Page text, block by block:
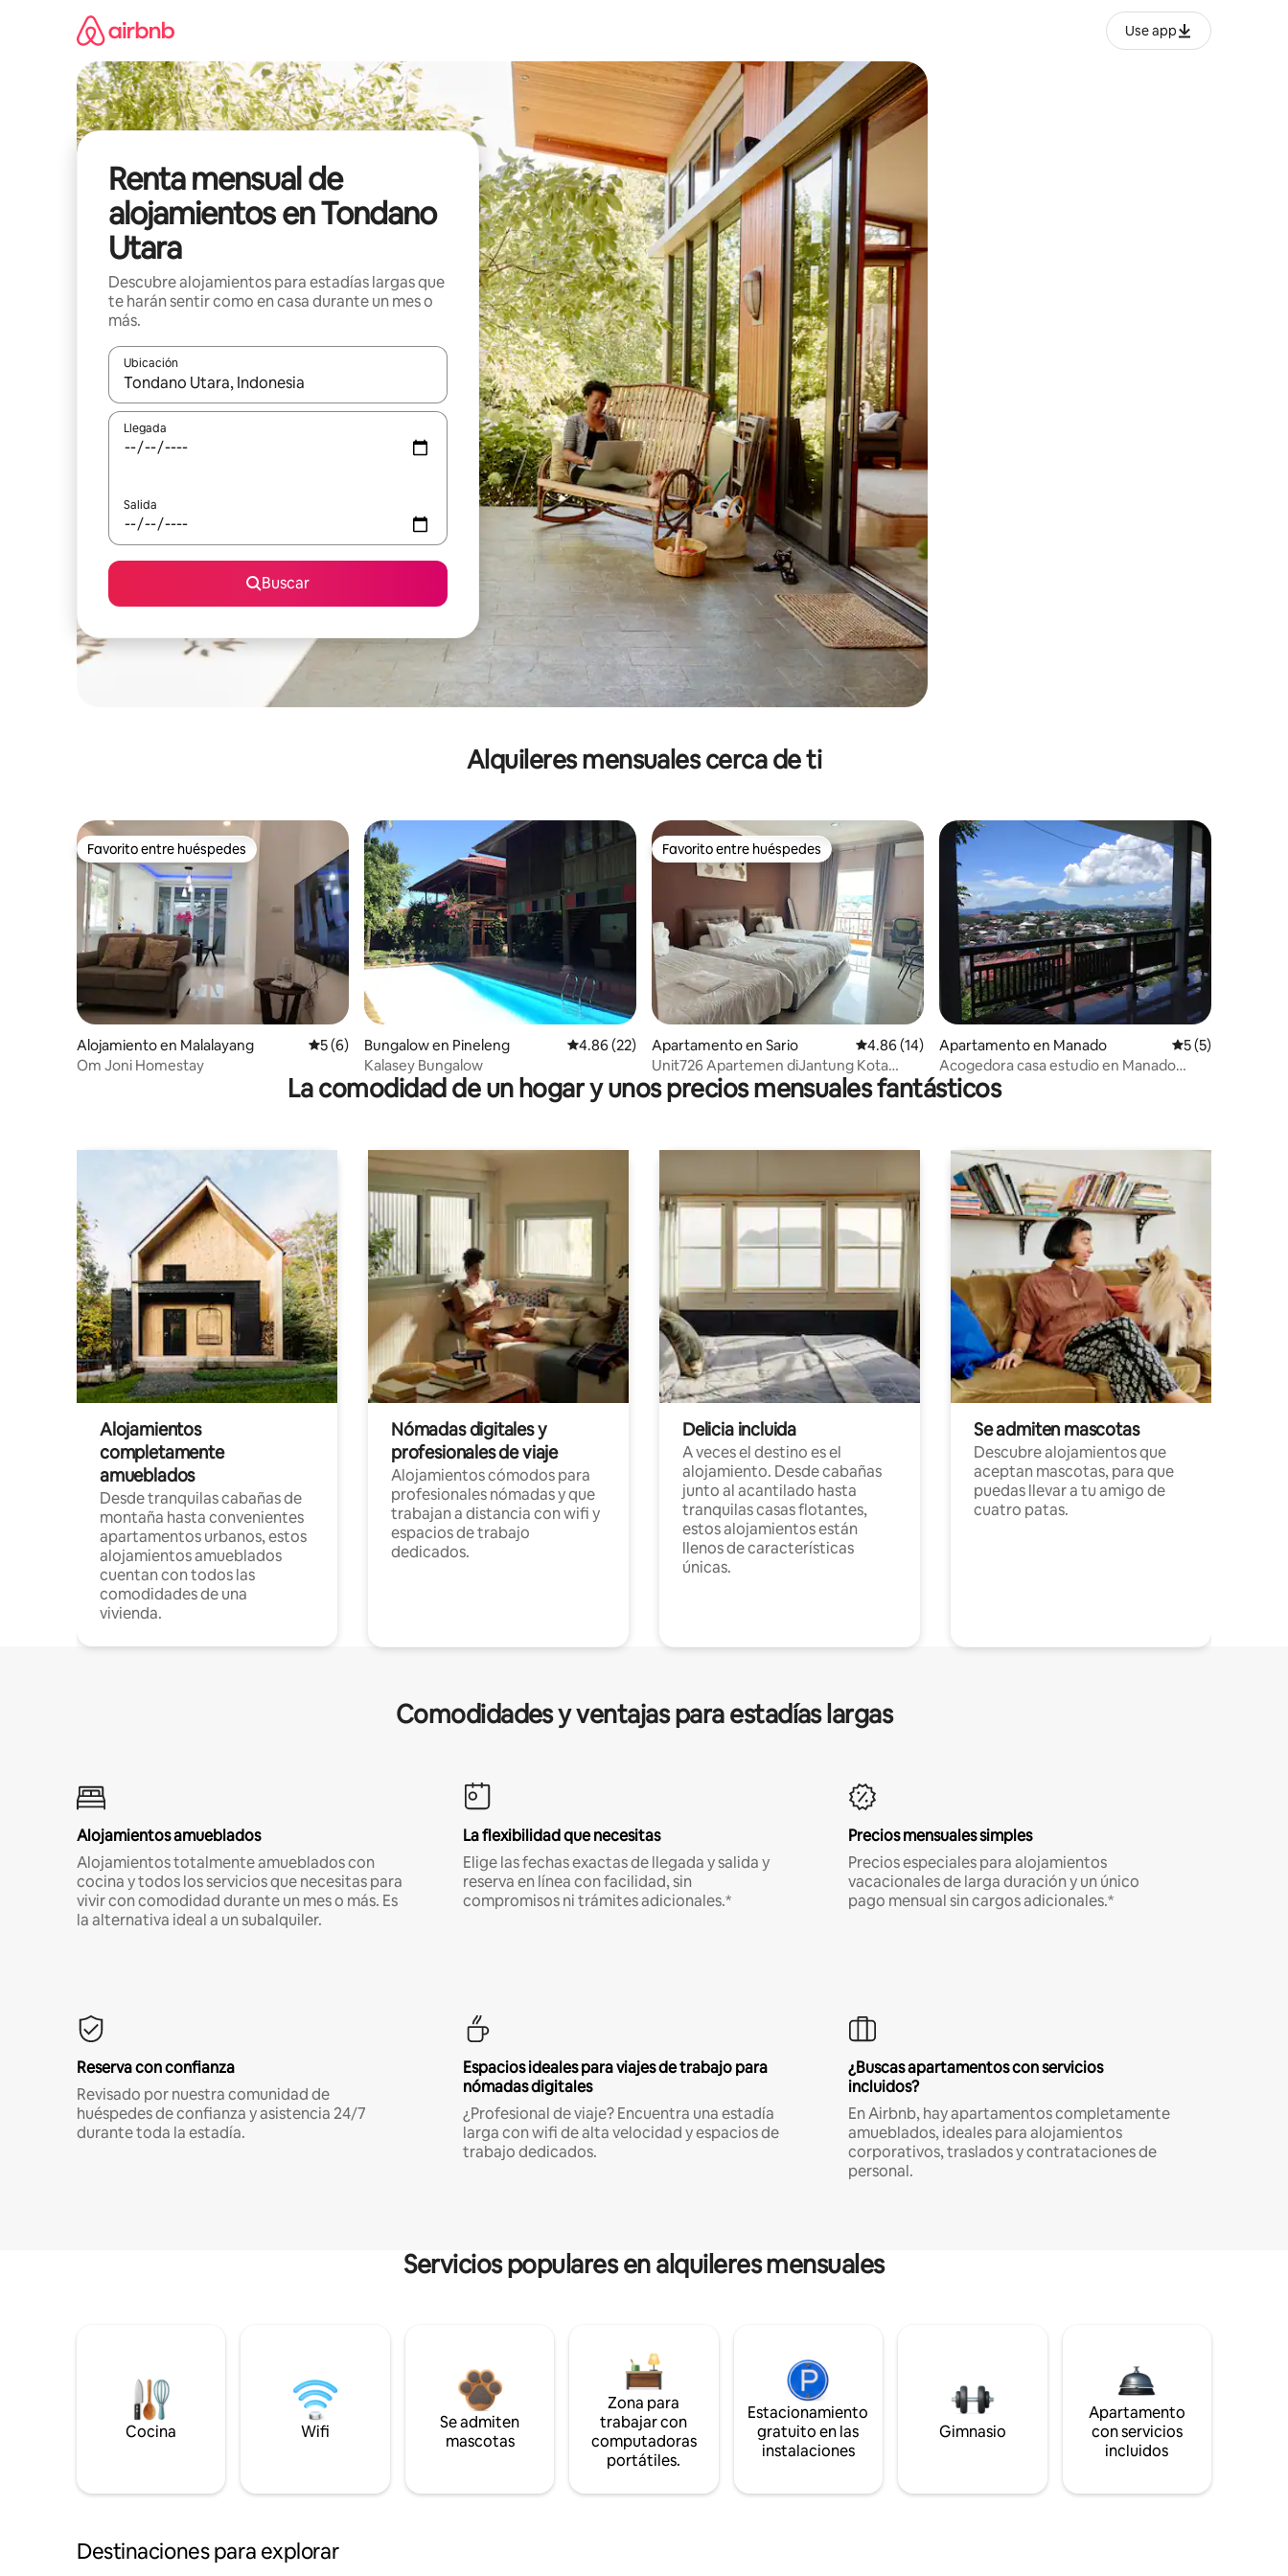
Use app
Renta mensual de
alojamientos en Tondano
Utara
Descubre alojamientos para estadías largas que
te harán sentir como en casa durante un mes o
más.
Ubicación
Cuando los resultados estén disponibles, navega con las teclas de flecha hacia arriba y hacia abajo o explora con el tacto o desliza el dedo.
Llegada
Salida
Buscar
Alquileres mensuales cerca de ti
Favorito entre huéspedes
Favorito entre huéspedes
Alojamiento en Malalayang Calificación promedio: 5 de 5, 6 reseñas
5 (6)
Om Joni Homestay
Bungalow en Pineleng Calificación promedio: 4.86 de 5, 22 reseñas
4.86 (22)
Kalasey Bungalow
Favorito entre huéspedes
Favorito entre huéspedes
Apartamento en Sario Calificación promedio: 4.86 de 5, 14 reseñas
4.86 (14)
Unit726 Apartemen diJantung Kota
Manado. Strategis.
Apartamento en Manado Calificación
5 (5)
Acogedora casa estudio en Manado
Central con bonita vista
La comodidad de un hogar y unos precios mensuales fantásticos
Alojamientos
completamente
amueblados
Desde tranquilas cabañas de
montaña hasta convenientes
apartamentos urbanos, estos
alojamientos amueblados
cuentan con todos las
comodidades de una
vivienda.
Nómadas digitales y
profesionales de viaje
Alojamientos cómodos para
profesionales nómadas y que
trabajan a distancia con wifi y
espacios de trabajo
dedicados.
Delicia incluida
A veces el destino es el
alojamiento. Desde cabañas
junto al acantilado hasta
tranquilas casas flotantes,
estos alojamientos están
llenos de características
únicas.
Se admiten mascotas
Descubre alojamientos que
aceptan mascotas, para que
puedas llevar a tu amigo de
cuatro patas.
Comodidades y ventajas para estadías largas
Alojamientos amueblados
Alojamientos totalmente amueblados con
cocina y todos los servicios que necesitas para
vivir con comodidad durante un mes o más. Es
la alternativa ideal a un subalquiler.
La flexibilidad que necesitas
Elige las fechas exactas de llegada y salida y
reserva en línea con facilidad, sin
compromisos ni trámites adicionales.*
Precios mensuales simples
Precios especiales para alojamientos
vacacionales de larga duración y un único
pago mensual sin cargos adicionales.*
Reserva con confianza
Revisado por nuestra comunidad de
huéspedes de confianza y asistencia 24/7
durante toda la estadía.
Espacios ideales para viajes de trabajo para
nómadas digitales
¿Profesional de viaje? Encuentra una estadía
larga con wifi de alta velocidad y espacios de
trabajo dedicados.
¿Buscas apartamentos con servicios
incluidos?
En Airbnb, hay apartamentos completamente
amueblados, ideales para alojamientos
corporativos, traslados y contrataciones de
personal.
Servicios populares en alquileres mensuales
Cocina Wifi
Se admiten
mascotas
Zona para
trabajar con
computadoras
portátiles.
Estacionamiento
gratuito en las
instalaciones
Gimnasio
Apartamento
con servicios
incluidos
Destinaciones para explorar